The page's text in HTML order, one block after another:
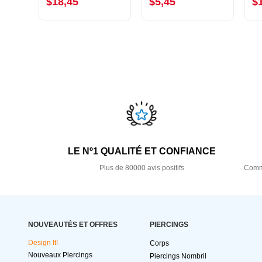
LE Nº1 QUALITÉ ET CONFIANCE
Plus de 80000 avis positifs
NOUVEAUTÉS ET OFFRES
Design It!
Nouveaux Piercings
PIERCINGS
Corps
Piercings Nombril